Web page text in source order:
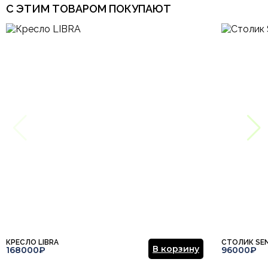
С ЭТИМ ТОВАРОМ ПОКУПАЮТ
КРЕСЛО LIBRA
168000₽ В корзину
СТОЛИК
96000₽